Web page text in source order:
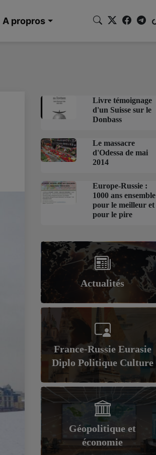
A propros
Livre témoignage
d'un Suisse sur le
Donbass
Le massacre
d'Odessa de mai
2014
Europe-Russie :
1000 ans ensemble
pour le meilleur et
pour le pire
Actualités
France-Russie Eurasie
Diplo Politique Culture
Géopolitique et
économie